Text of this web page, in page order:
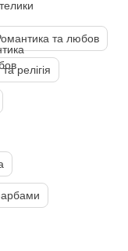
та любов
релігія